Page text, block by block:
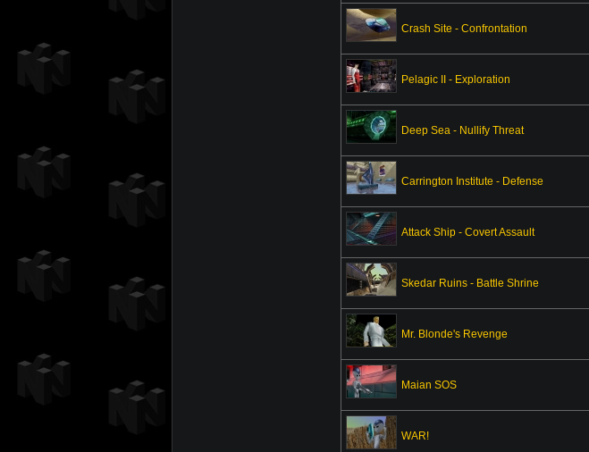
Crash Site - Confrontation
Pelagic II - Exploration
Deep Sea - Nullify Threat
Carrington Institute - Defense
Attack Ship - Covert Assault
Skedar Ruins - Battle Shrine
Mr. Blonde's Revenge
Maian SOS
WAR!